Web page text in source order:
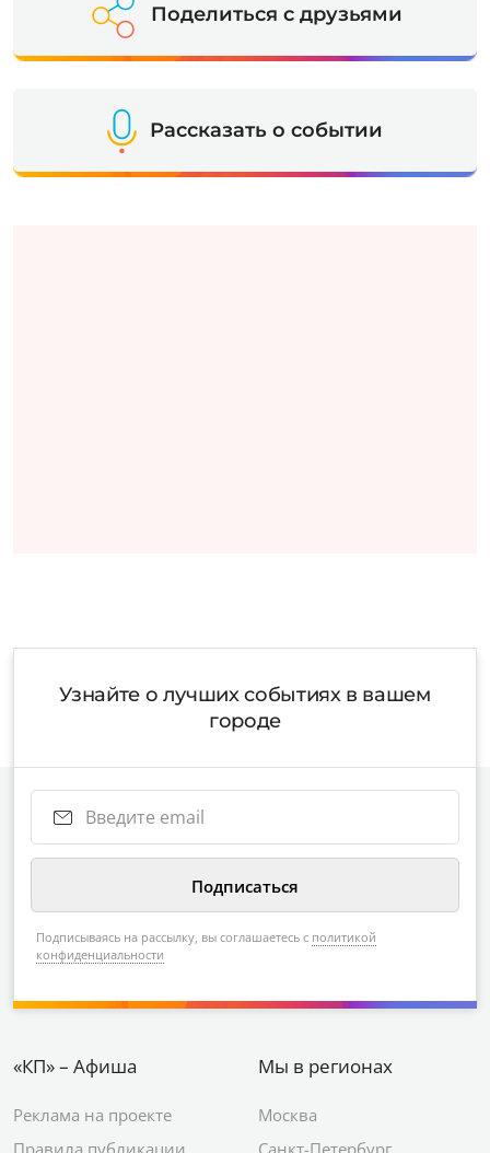
Поделиться с друзьями
Рассказать о событии
Узнайте о лучших событиях в вашем
городе
Подписываясь на рассылку, вы соглашаетесь с политикой
конфиденциальности
«КП» – Афиша
Реклама на проекте
Правила публикации
Мы в регионах
Москва
Санкт-Петербург